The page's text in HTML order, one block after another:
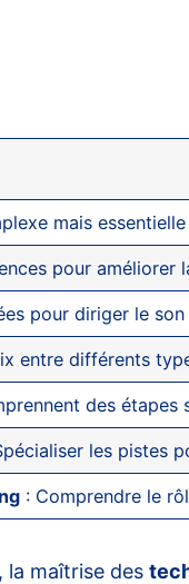
mais
pour améliorer
pour diriger le
entre différents
des
les pistes
: Comprendre le
la maîtrise des